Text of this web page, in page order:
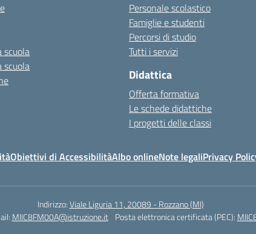
scuola
scuola
Personale scolastico
Famiglie e studenti
Percorsi di studio
Tutti i servizi
Didattica
Offerta formativa
Le schede didattiche
I progetti delle classi
Obiettivi di AccessibilitàAlbo onlineNote legaliPrivacy
Indirizzo:Viale Liguria 11, 20089 - Rozzano (MI)
MIIC8FM00A@istruzione.it Posta elettronica certificata (PEC):